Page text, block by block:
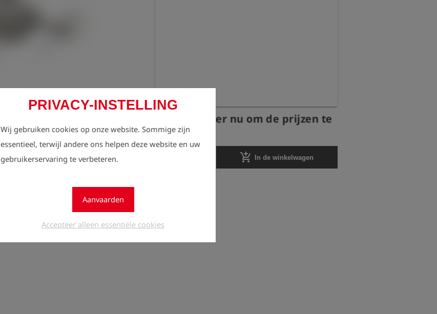
PRIVACY-INSTELLING
Wij gebruiken cookies op onze website. Sommige zijn
essentieel, terwijl andere ons helpen deze website en uw
gebruikerservaring te verbeteren.
Aanvaarden
Accepteer alleen essentiële cookies
lock
Registreer nu om de prijzen te
zien.
Aantal
add_shopping_cart In de winkelwagen